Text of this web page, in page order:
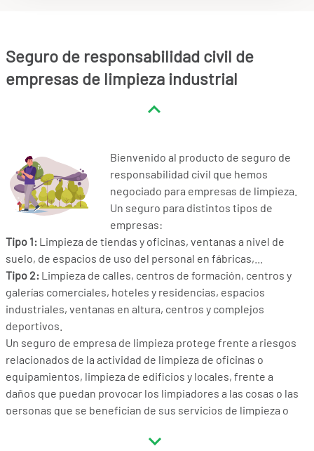
Seguro de responsabilidad civil de
empresas de limpieza industrial
Bienvenido al producto de seguro de
responsabilidad civil que hemos
negociado para empresas de limpieza.
Un seguro para distintos tipos de
empresas:
Tipo 1: Limpieza de tiendas y oficinas, ventanas a nivel de
suelo, de espacios de uso del personal en fábricas,...
Tipo 2: Limpieza de calles, centros de formación, centros y
galerías comerciales, hoteles y residencias, espacios
industriales, ventanas en altura, centros y complejos
deportivos.
Un seguro de empresa de limpieza protege frente a riesgos
relacionados de la actividad de limpieza de oficinas o
equipamientos, limpieza de edificios y locales, frente a
daños que puedan provocar los limpiadores a las cosas o las
personas que se benefician de sus servicios de limpieza o
Las empresas de limpieza en Centros hospitalarios, puertos